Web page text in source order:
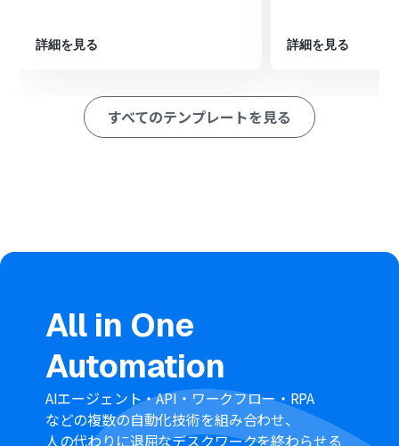
ルをダウンロード」アクションを設定し、対象のJPGファ
整理するなど、後続の処理で利用しやすいようにデータを
整えます。
オペレーションのRPA機能を設定し、任意のファイル変換
■このワークフローのカスタムポイント
Discordのトリガー設定では、監視対象とするチャンネル
を任意のIDで指定することが可能です。
分岐機能では、ファイル形式の指定以外にも、ファイル
名に特定の文字列が含まれる場合のみ処理を実行するな
ど、条件を自由にカスタマイズできます。
詳細を見る 詳細を見る
すべてのテンプレートを見る
All in One
Automation
AIエージェント・API・ワークフロー・RPA
などの複数の自動化技術を組み合わせ、
人の代わりに退屈なデスクワークを終わらせる